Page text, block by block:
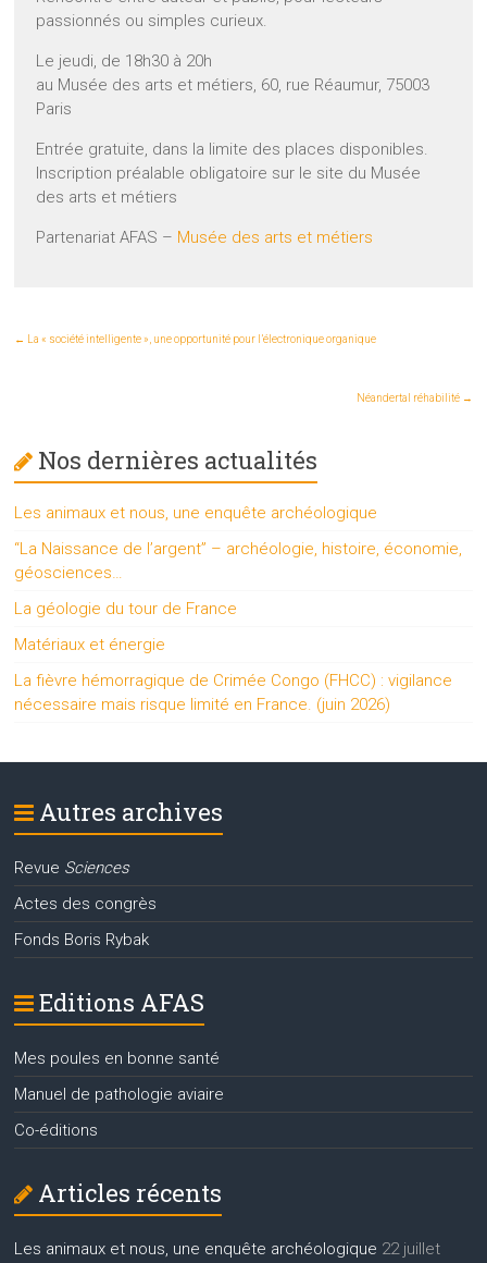
passionnés ou simples curieux.
Le jeudi, de 18h30 à 20h
au Musée des arts et métiers, 60, rue Réaumur, 75003
Paris
Entrée gratuite, dans la limite des places disponibles.
Inscription préalable obligatoire sur le site du Musée
des arts et métiers
Partenariat AFAS – Musée des arts et métiers
← La « société intelligente », une opportunité pour l’électronique organique
Néandertal réhabilité →
Nos dernières actualités
Les animaux et nous, une enquête archéologique
“La Naissance de l’argent” – archéologie, histoire, économie,
géosciences…
La géologie du tour de France
Matériaux et énergie
La fièvre hémorragique de Crimée Congo (FHCC) : vigilance
nécessaire mais risque limité en France. (juin 2026)
Autres archives
Revue Sciences
Actes des congrès
Fonds Boris Rybak
Editions AFAS
Mes poules en bonne santé
Manuel de pathologie aviaire
Co-éditions
Articles récents
Les animaux et nous, une enquête archéologique 22 juillet